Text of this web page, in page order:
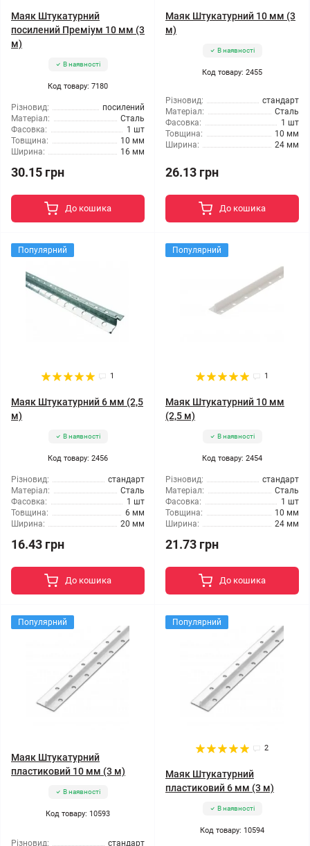
Маяк Штукатурний
посилений Преміум 10 мм (3
м)
В наявності
Код товару: 7180
Різновид:
посилений
Матеріал:
Сталь
Фасовка:
1 шт
Товщина:
10 мм
Ширина:
16 мм
30.15 грн
До кошика
Маяк Штукатурний 10 мм (3
м)
В наявності
Код товару: 2455
Різновид:
стандарт
Матеріал:
Сталь
Фасовка:
1 шт
Товщина:
10 мм
Ширина:
24 мм
26.13 грн
До кошика
Популярний
1
Маяк Штукатурний 6 мм (2,5
м)
В наявності
Код товару: 2456
Різновид:
стандарт
Матеріал:
Сталь
Фасовка:
1 шт
Товщина:
6 мм
Ширина:
20 мм
16.43 грн
До кошика
Популярний
1
Маяк Штукатурний 10 мм
(2,5 м)
В наявності
Код товару: 2454
Різновид:
стандарт
Матеріал:
Сталь
Фасовка:
1 шт
Товщина:
10 мм
Ширина:
24 мм
21.73 грн
До кошика
Популярний
Маяк Штукатурний
пластиковий 10 мм (3 м)
В наявності
Код товару: 10593
Різновид:
стандарт
Популярний
2
Маяк Штукатурний
пластиковий 6 мм (3 м)
В наявності
Код товару: 10594